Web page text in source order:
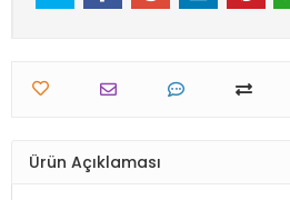
Ürün Açıklaması